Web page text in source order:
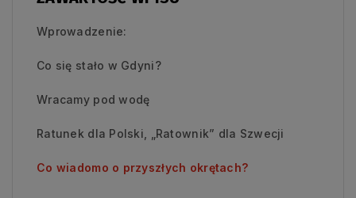
Wprowadzenie:
Co się stało w Gdyni?
Wracamy pod wodę
Ratunek dla Polski, „Ratownik” dla Szwecji
Co wiadomo o przyszłych okrętach?